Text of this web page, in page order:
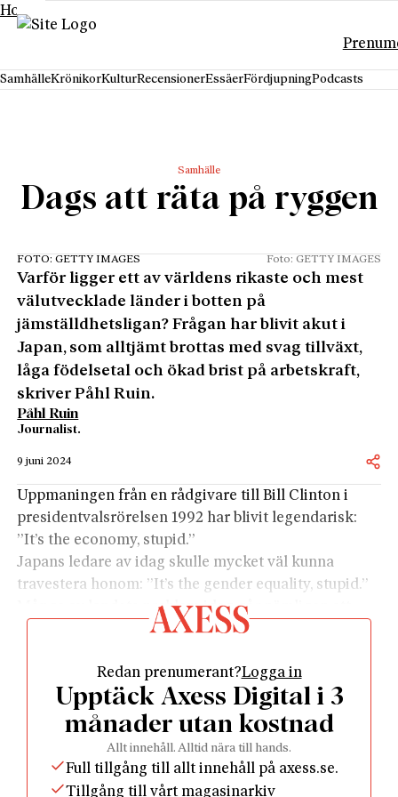
Hoppa till innehåll
SamhälleKrönikorKulturRecensionerEssäerFördjupningPodcasts
Samhälle
Dags att räta på ryggen
FOTO: GETTY IMAGES Foto: GETTY IMAGES
Varför ligger ett av världens rikaste och mest
välutvecklade länder i botten på
jämställdhetsligan? Frågan har blivit akut i
Japan, som alltjämt brottas med svag tillväxt,
låga födelsetal och ökad brist på arbetskraft,
skriver Påhl Ruin.
Påhl Ruin
Journalist.
9 juni 2024
Uppmaningen från en rådgivare till Bill Clinton i
presidentvalsrörelsen 1992 har blivit legendarisk:
”It’s the economy, stupid.”
Japans ledare av idag skulle mycket väl kunna
travestera honom: ”It’s the gender equality, stupid.”
Många av landets problem idag går nämligen att
härleda till den usla jämställdheten.
om dess snabbt åldrande befolkning, att där finns för
få i arbetsför ålder som betalar skatt – och för få
som kan jobba inom äldreomsorgen och sjukvården.
Men problemen med denna omvända ålderspyramid
hade inte behövt vara så stora om fler i arbetsför
ålder också hade arbetat. Viss ökad invandring har
Redan prenumerant?Logga in
Upptäck Axess Digital i 3
månader utan kostnad
Allt innehåll. Alltid nära till hands.
Full tillgång till allt innehåll på axess.se.
Tillgång till vårt magasinarkiv